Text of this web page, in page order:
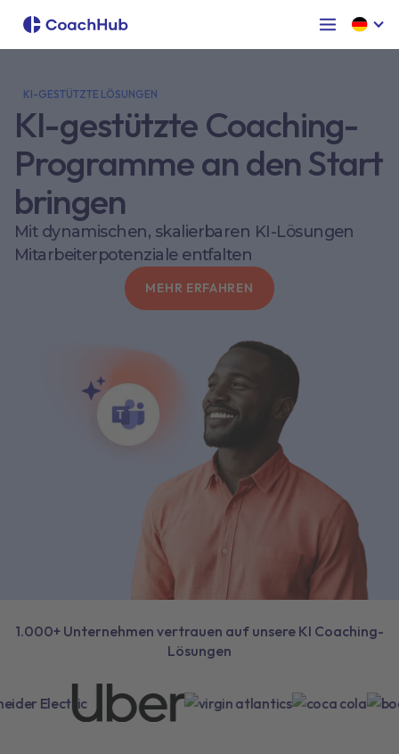
KI-GESTÜTZTE LÖSUNGEN
KI-gestützte Coaching-
Programme an den Start
bringen
Mit dynamischen, skalierbaren KI-Lösungen
Mitarbeiterpotenziale entfalten
MEHR ERFAHREN
1.000+ Unternehmen vertrauen auf unsere KI Coaching-
Lösungen